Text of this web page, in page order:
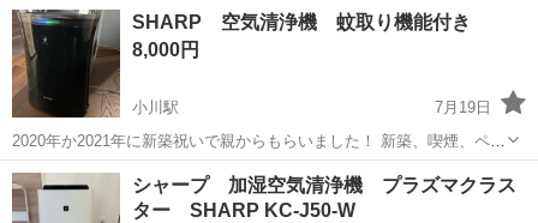
SHARP 空気清浄機 蚊取り機能付き
8,000円
小川駅
7月19日
2020年か2021年に新築祝いで親からもらいました！ 新築、喫煙、ペッ
トなしの環境で数回しか使用していない美品です！ 取り扱い説明書あ
ります！ 蚊取り用の粘着シートは見当たりません。 プラズマクラスタ
ー7000 約14...
熊本 宇城市 小川駅 季節、空調家電
シャープ 加湿空気清浄機 プラズマクラス
ター SHARP KC-J50-W